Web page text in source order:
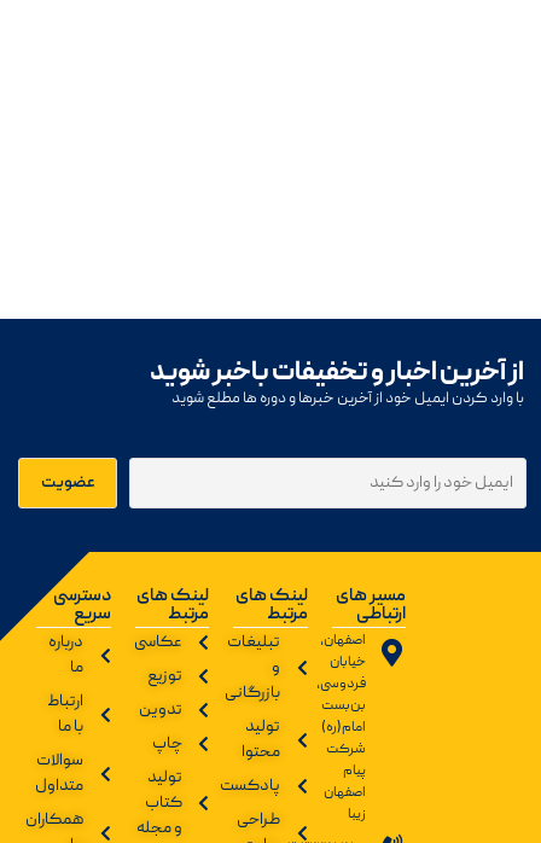
از آخرین اخبار و تخفیفات باخبر شوید
با وارد کردن ایمیل خود از آخرین خبرها و دوره ها مطلع شوید
مسیر های
ارتباطی
اصفهان،
خیابان
فردوسی،
بن‌بست
امام(ره)
شرکت
پیام
اصفهان
زیبا
لینک های
مرتبط
تبلیغات
و
بازرگانی
تولید
محتوا
پادکست
طراحی
لینک های
مرتبط
عکاسی
توزیع
تدوین
چاپ
تولید
کتاب
و مجله
دسترسی
سریع
درباره
ما
ارتباط
با ما
سوالات
متداول
همکاران